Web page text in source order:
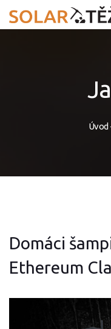
Úvod
Domáci
Ethereum